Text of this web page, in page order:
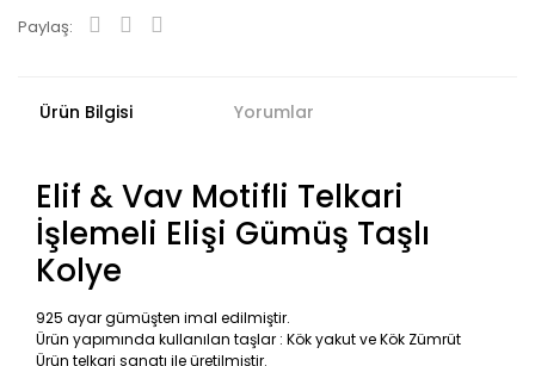
Paylaş:
Ürün Bilgisi Yorumlar
Elif & Vav Motifli Telkari
İşlemeli Elişi Gümüş Taşlı
Kolye
925 ayar gümüşten imal edilmiştir.
Ürün yapımında kullanılan taşlar : Kök yakut ve Kök Zümrüt
Ürün telkari sanatı ile üretilmiştir.